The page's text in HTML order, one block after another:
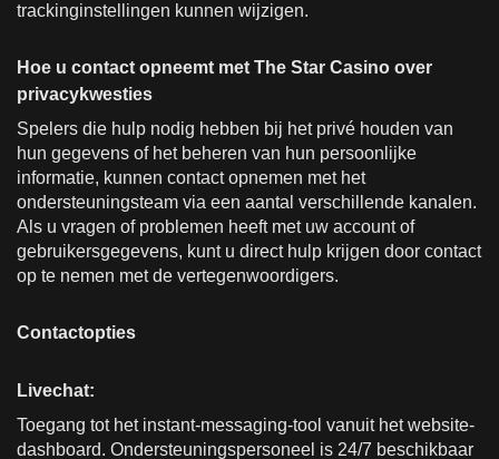
trackinginstellingen kunnen wijzigen.
Hoe u contact opneemt met The Star Casino over
privacykwesties
Spelers die hulp nodig hebben bij het privé houden van
hun gegevens of het beheren van hun persoonlijke
informatie, kunnen contact opnemen met het
ondersteuningsteam via een aantal verschillende kanalen.
Als u vragen of problemen heeft met uw account of
gebruikersgegevens, kunt u direct hulp krijgen door contact
op te nemen met de vertegenwoordigers.
Contactopties
Livechat:
Toegang tot het instant-messaging-tool vanuit het website-
dashboard. Ondersteuningspersoneel is 24/7 beschikbaar